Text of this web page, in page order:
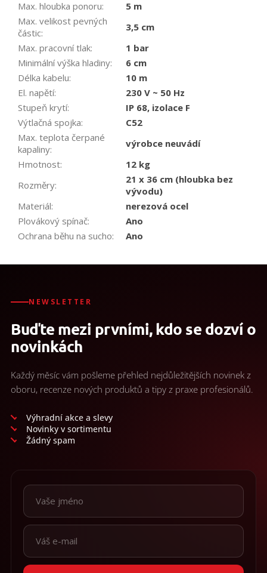
Max. hloubka ponoru:
5 m
Max. velikost pevných
částic:
3,5 cm
Max. pracovní tlak:
1 bar
Minimální výška hladiny:
6 cm
Délka kabelu:
10 m
El. napětí:
230 V ~ 50 Hz
Stupeň krytí:
IP 68, izolace F
Výtlačná spojka:
C52
Max. teplota čerpané
kapaliny:
výrobce neuvádí
Hmotnost:
12 kg
Rozměry:
21 x 36 cm (hloubka bez
vývodu)
Materiál:
nerezová ocel
Plovákový spínač:
Ano
Ochrana běhu na sucho: Ano
NEWSLETTER
Buďte mezi prvními, kdo se dozví o
novinkách
Každý měsíc vám pošleme přehled nejdůležitějších novinek z
oboru, recenze nových produktů a tipy z praxe profesionálů.
Výhradní akce a slevy
Novinky v sortimentu
Žádný spam